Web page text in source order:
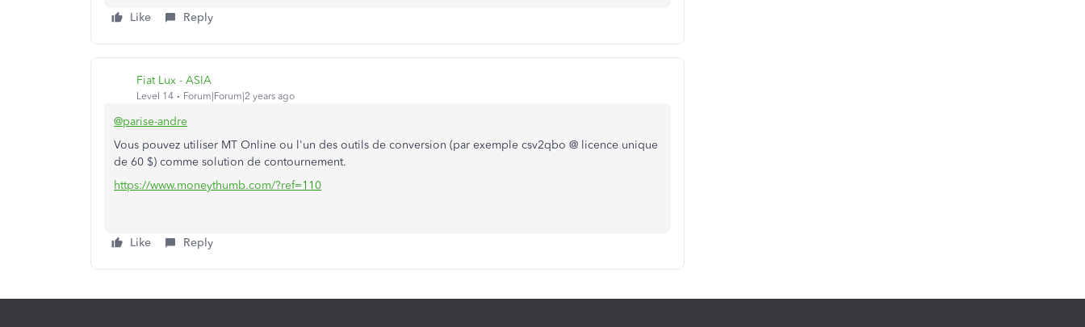
Like Reply
Fiat Lux - ASIA
Level 14 Forum|Forum|2 years ago
@parise-andre
Vous pouvez utiliser MT Online ou l'un des outils de conversion (par exemple csv2qbo @ licence unique
de 60 $) comme solution de contournement.
https://www.moneythumb.com/?ref=110
Like Reply